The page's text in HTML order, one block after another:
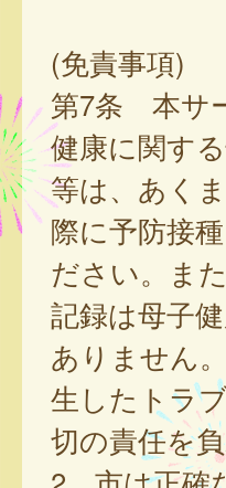
(免責事項)
第7条 本サ
健康に関す
等は、あく
際に予防接
ださい。ま
記録は母子
ありません
生したトラ
切の責任を